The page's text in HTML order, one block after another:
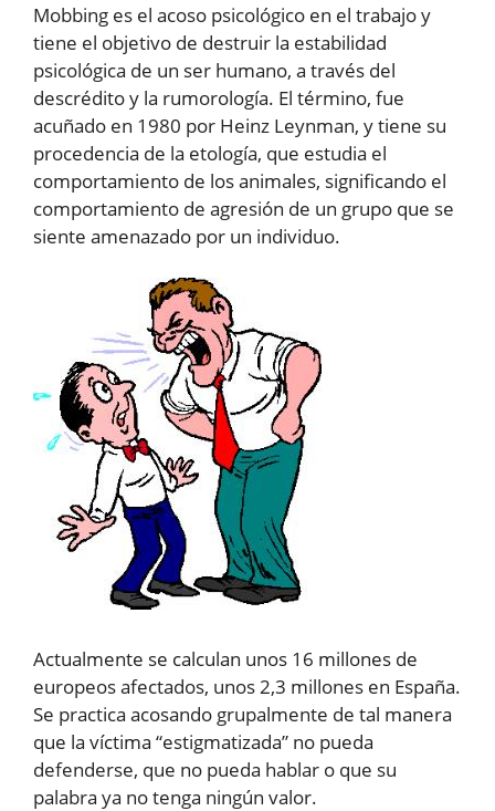
Mobbing es el acoso psicológico en el trabajo y
tiene el objetivo de destruir la estabilidad
psicológica de un ser humano, a través del
descrédito y la rumorología. El término, fue
acuñado en 1980 por Heinz Leynman, y tiene su
procedencia de la etología, que estudia el
comportamiento de los animales, significando el
comportamiento de agresión de un grupo que se
siente amenazado por un individuo.
Actualmente se calculan unos 16 millones de
europeos afectados, unos 2,3 millones en España.
Se practica acosando grupalmente de tal manera
que la víctima “estigmatizada” no pueda
defenderse, que no pueda hablar o que su
palabra ya no tenga ningún valor.